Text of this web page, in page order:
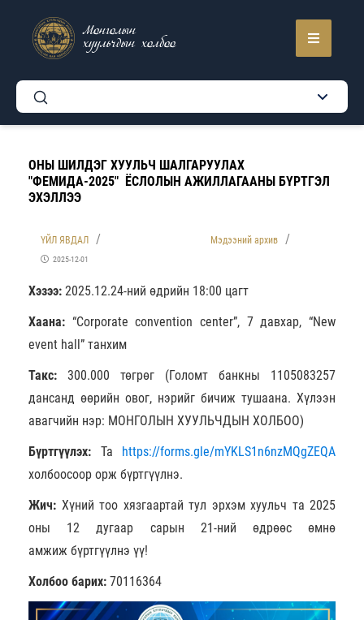
Монголын
хуульчдын холбоо
ОНЫ ШИЛДЭГ ХУУЛЬЧ ШАЛГАРУУЛАХ
"ФЕМИДА-2025" ЁСЛОЛЫН АЖИЛЛАГААНЫ БҮРТГЭЛ
ЭХЭЛЛЭЭ
ҮЙЛ ЯВДАЛ Мэдээний архив
2025-12-01
Хэзээ: 2025.12.24-ний өдрийн 18:00 цагт
Хаана: “Corporate convention center”, 7 давхар, “New
event hall” танхим
Такс: 300.000 төгрөг (Голомт банкны 1105083257
дансанд өөрийн овог, нэрийг бичиж тушаана. Хүлээн
авагчийн нэр: МОНГОЛЫН ХУУЛЬЧДЫН ХОЛБОО)
Бүртгүүлэх: Та https://forms.gle/mYKLS1n6nzMQgZEQA
холбоосоор орж бүртгүүлнэ.
Жич: Хүний тоо хязгаартай тул эрхэм хуульч та 2025
оны 12 дугаар сарын 21-ний өдрөөс өмнө
амжиж бүртгүүлнэ үү!
Холбоо барих: 70116364